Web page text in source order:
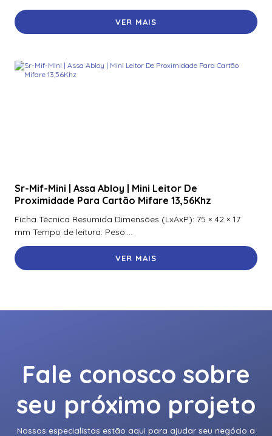
Transmissor Hikvision Sensor Com Fio P/ Sem Fio Ds-
VER MAIS
Sr-Mif-Mini | Assa Abloy | Mini Leitor De
Proximidade Para Cartão Mifare 13,56Khz
Ficha Técnica Resumida Dimensões (LxAxP): 75 × 42 × 17
mm Tempo de leitura: Peso:...
VER MAIS
Fale conosco sobre
seu próximo projeto
Nossos especialistas estão aqui para ajudar seu negócio a